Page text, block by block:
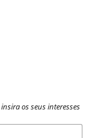
os seus interesses